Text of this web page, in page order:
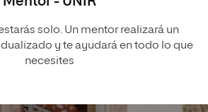
solo. Un mentor realizará un
y te ayudará en todo lo que
necesites